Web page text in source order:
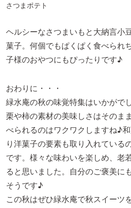
さつまポテト
ヘルシーなさつまいもと大納言小
菓子。何個でもぱくぱく食べられ
子様のおやつにもぴったりです♪
おわりに・・・
緑水庵の秋の味覚特集はいかがで
栗や柿の素材の美味しさはそのま
べられるのはワクワクしますね♪
り洋菓子の要素も取り入れている
です。様々な味わいを楽しめ、老
ると思いました。自分のご褒美に
そうです♪
この秋はぜひ緑水庵で秋スイーツ